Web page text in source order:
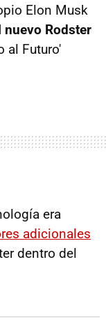
Elon Musk
nuevo Rodster
al Futuro'
era
adicionales
dentro del